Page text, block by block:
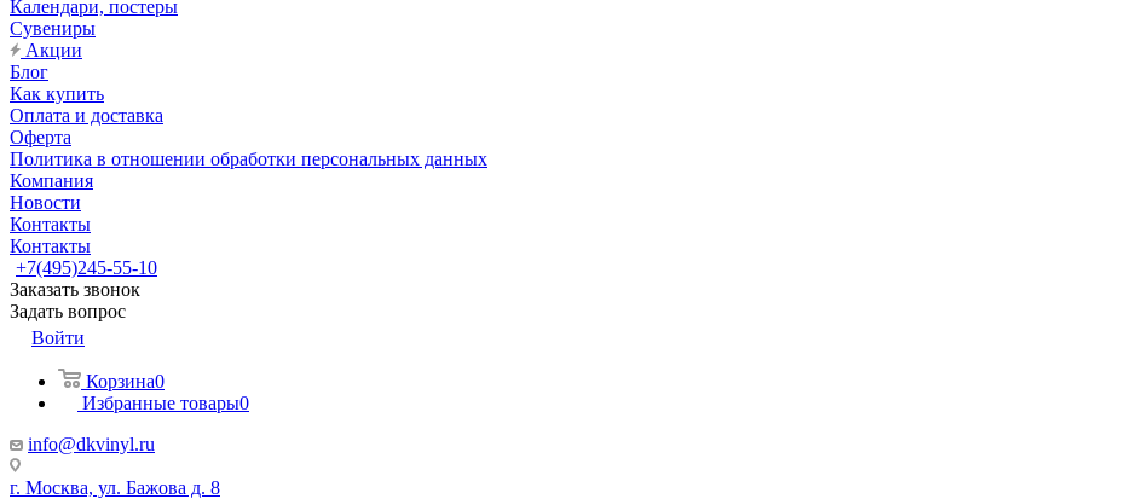
Календари, постеры
Сувениры
Акции
Блог
Как купить
Оплата и доставка
Оферта
Политика в отношении обработки персональных данных
Компания
Новости
Контакты
Контакты
+7(495)245-55-10
Заказать звонок
Задать вопрос
Войти
Корзина0
Избранные товары0
info@dkvinyl.ru
г. Москва, ул. Бажова д. 8